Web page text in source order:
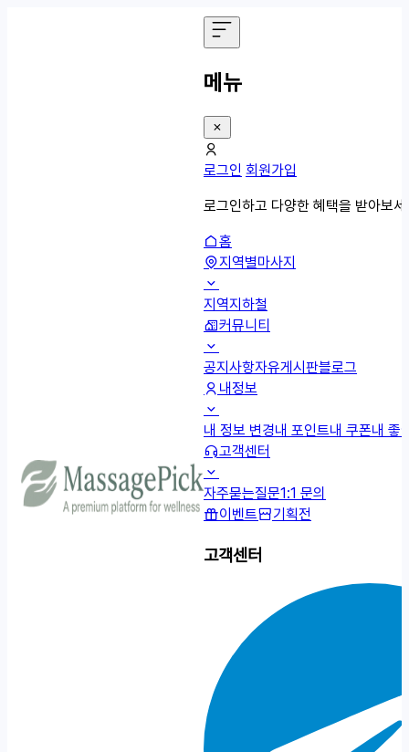
메뉴
로그인 회원가입
로그인하고 다양한 혜택을 받아보
홈
지역별마사지
지역지하철
커뮤니티
공지사항자유게시판블로그
내정보
내 정보 변경내 포인트내 쿠폰내 좋
고객센터
자주묻는질문1:1 문의
이벤트
기획전
고객센터